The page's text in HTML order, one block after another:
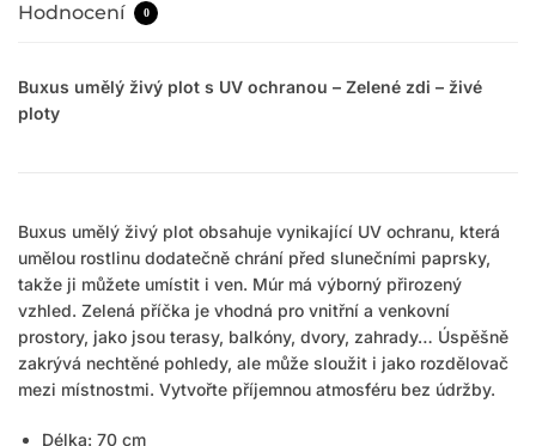
Hodnocení 0
Buxus umělý živý plot s UV ochranou – Zelené zdi – živé
ploty
Buxus umělý živý plot obsahuje vynikající UV ochranu, která
umělou rostlinu dodatečně chrání před slunečními paprsky,
takže ji můžete umístit i ven. Múr má výborný přirozený
vzhled. Zelená příčka je vhodná pro vnitřní a venkovní
prostory, jako jsou terasy, balkóny, dvory, zahrady… Úspěšně
zakrývá nechtěné pohledy, ale může sloužit i jako rozdělovač
mezi místnostmi. Vytvořte příjemnou atmosféru bez údržby.
Délka: 70 cm